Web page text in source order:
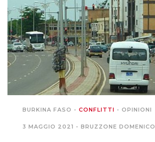
PODCAST EVENTI
AUTORI
BURKINA FASO - CONFLITTI - OPINIONI
3 MAGGIO 2021 - BRUZZONE DOMENICO